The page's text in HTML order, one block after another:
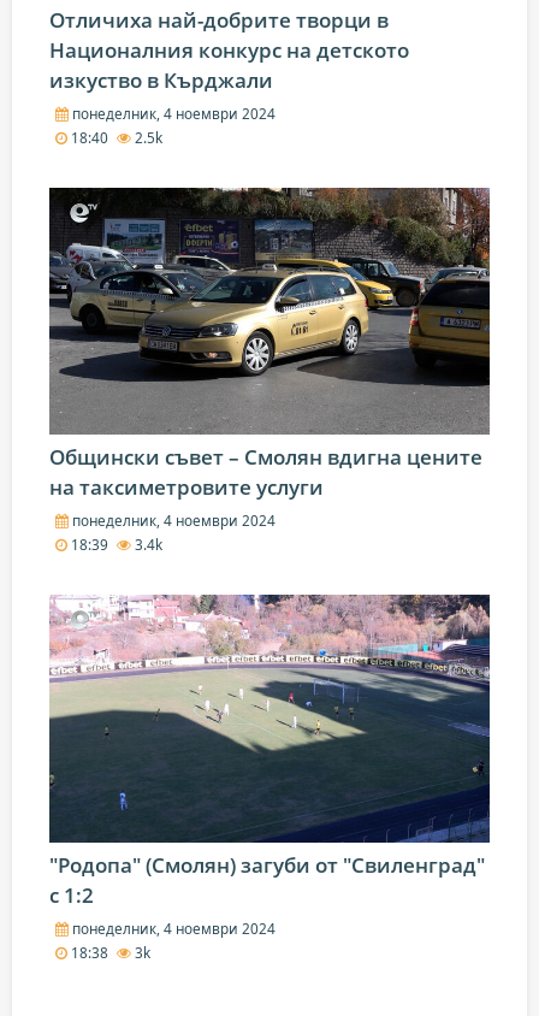
Отличиха най-добрите творци в
Националния конкурс на детското
изкуство в Кърджали
понеделник, 4 ноември 2024
18:40
2.5k
Общински съвет – Смолян вдигна цените
на таксиметровите услуги
понеделник, 4 ноември 2024
18:39
3.4k
"Родопа" (Смолян) загуби от "Свиленград"
с 1:2
понеделник, 4 ноември 2024
18:38
3k